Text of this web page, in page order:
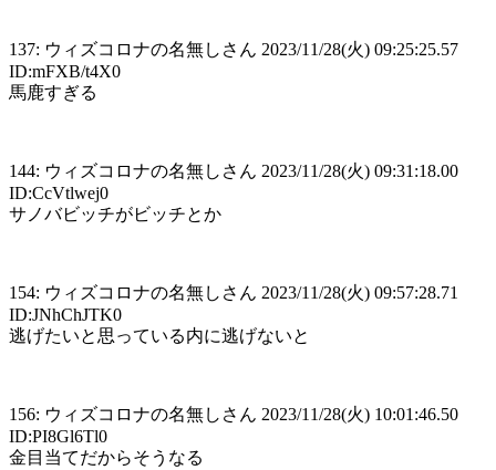
137: ウィズコロナの名無しさん 2023/11/28(火) 09:25:25.57
ID:mFXB/t4X0
馬鹿すぎる
144: ウィズコロナの名無しさん 2023/11/28(火) 09:31:18.00
ID:CcVtlwej0
サノバビッチがビッチとか
154: ウィズコロナの名無しさん 2023/11/28(火) 09:57:28.71
ID:JNhChJTK0
逃げたいと思っている内に逃げないと
156: ウィズコロナの名無しさん 2023/11/28(火) 10:01:46.50
ID:PI8Gl6Tl0
金目当てだからそうなる